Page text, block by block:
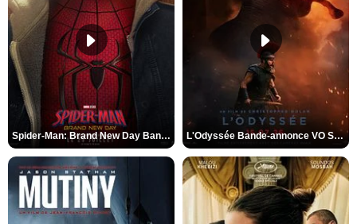
Spider-Man: Brand New Day Bande-annonce VO STFR L'Odyssée Bande-annonce VO STFR